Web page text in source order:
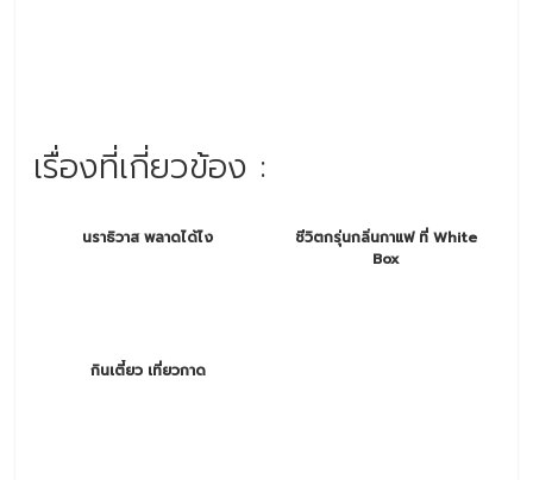
เรื่องที่เกี่ยวข้อง :
นราธิวาส พลาดได้ไง
ชีวิตกรุ่นกลิ่นกาแฟ ที่ White
Box
กินเตี๋ยว เที่ยวกาด